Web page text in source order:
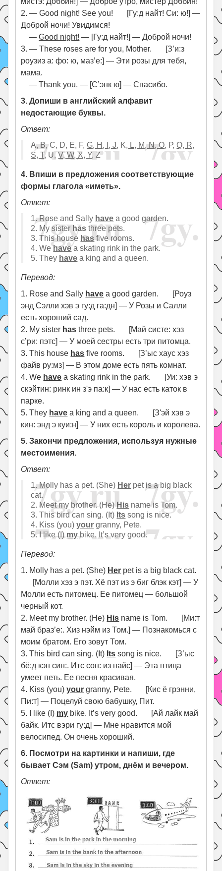
2. — Good night! See you! [Гу:д найт! Си: ю!] —
Доброй ночи! Увидимся!
—Good night! — [Гу:д найт!] — Доброй ночи!
3. — These roses are for you, Mother. [З’и:з
роузиз а: фо: ю, маз’е:] — Эти розы для тебя,
мама.
—Thank you. — [С’энк ю] — Спасибо.
3. Допиши в английский алфавит
недостающие буквы.
Ответ:
А, B, C, D, E, F,G, H, I, J, K, L, М, N, O, Р,Q, R,
S, T, U,V, W, X, Y, Z
4. Впиши в предложения соответствующие
формы глагола «иметь».
Ответ:
1. Rose and Sally have a good garden.
2. My sister has three pets.
3. This house hasfive rooms.
4. Wehavea skating rink in the park.
5. They have a king and a queen.
Перевод:
1. Rose and Sally have a good garden. [Роуз
энд Сэлли хэв э гу:д га:дн] — У Розы и Салли
есть хороший сад.
2. My sister has three pets. [Май систе: хэз
с’ри: пэтс] — У моей сестры есть три питомца.
3. This house has five rooms. [З’ыс хаус хэз
файв ру:мз] — В этом доме есть пять комнат.
4. We have a skating rink in the park. [Уи: хэв э
скэйтин: ринк ин з'э па:к] — У нас есть каток в
парке.
5. They have a king and a queen. [З'эй хэв э
кин: энд э куи:н] — У них есть король и королева.
5. Закончи предложения, используя нужные
местоимения.
Ответ:
1. Molly has a pet. (She) Her pet is a big black
cat.
2. Meet my brother. (He)His name is Tom.
3. This bird can sing. (It) Its song is nice.
4. Kiss (you)your granny, Pete.
5. I like (I)mybike. It’s very good.
Перевод:
1. Molly has a pet. (She) Her pet is a big black cat.
[Молли хэз э пэт. Хё пэт из э биг блэк кэт] — У
Молли есть питомец. Ее питомец — большой
черный кот.
2. Meet my brother. (He) His name is Tom. [Ми:т
май браз’е:. Хиз нэйм из Том.] — Познакомься с
моим братом. Его зовут Том.
3. This bird can sing. (It) Its song is nice. [З’ыс
бё:д кэн син:. Итс сон: из найс] — Эта птица
умеет петь. Ее песня красивая.
4. Kiss (you)your granny, Pete. [Кис ё грэнни,
Пи:т] — Поцелуй свою бабушку, Пит.
5. I like (I) my bike. It’s very good. [Ай лайк май
байк. Итс вэри гу:д] — Мне нравится мой
велосипед. Он очень хороший.
6. Посмотри на картинки и напиши, где
бывает Сэм (Sam) утром, днём и вечером.
Ответ: